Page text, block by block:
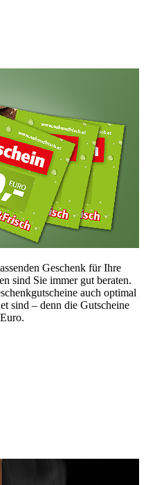
Geschenk für Ihre
sind Sie immer gut beraten.
auch optimal
sind – denn die Gutscheine